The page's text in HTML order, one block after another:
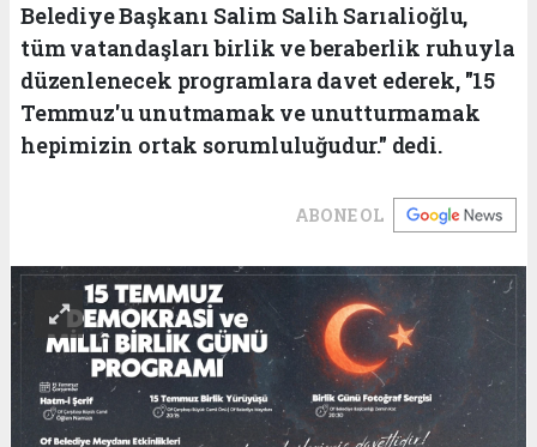
Belediye Başkanı Salim Salih Sarıalioğlu,
tüm vatandaşları birlik ve beraberlik ruhuyla
düzenlenecek programlara davet ederek, "15
Temmuz'u unutmamak ve unutturmamak
hepimizin ortak sorumluluğudur." dedi.
ABONE OL